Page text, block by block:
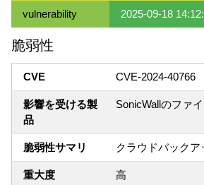
vulnerability 2025-09-18
脆弱性
CVE CVE-2024-40766
影響を受ける製
品
SonicWallのファ
脆弱性サマリ クラウドバック
重大度 高